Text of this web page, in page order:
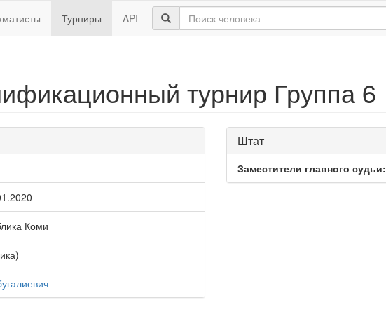
Турниры API
турнир Группа 6
Коми
Штат
Заместители главного судьи: